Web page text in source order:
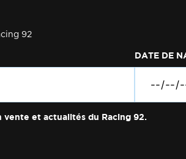
92
DATE DE
et actualités du Racing 92.